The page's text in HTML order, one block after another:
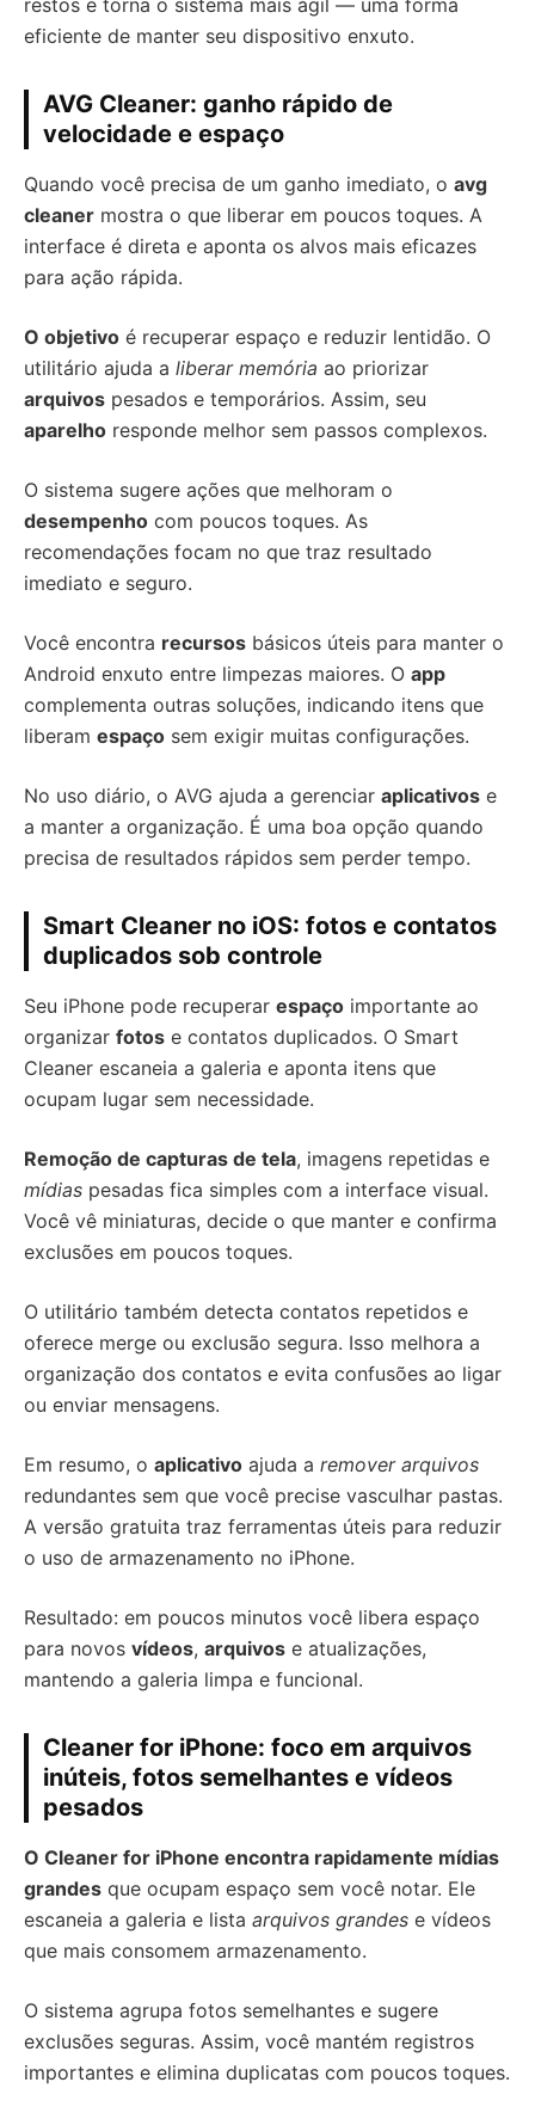
eficiente de manter seu dispositivo enxuto.
AVG Cleaner: ganho rápido de
velocidade e espaço
Quando você precisa de um ganho imediato, o avg
cleaner mostra o que liberar em poucos toques. A
interface é direta e aponta os alvos mais eficazes
para ação rápida.
O objetivo é recuperar espaço e reduzir lentidão. O
utilitário ajuda a liberar memória ao priorizar
arquivos pesados e temporários. Assim, seu
aparelho responde melhor sem passos complexos.
O sistema sugere ações que melhoram o
desempenho com poucos toques. As
recomendações focam no que traz resultado
imediato e seguro.
Você encontra recursos básicos úteis para manter o
Android enxuto entre limpezas maiores. O app
complementa outras soluções, indicando itens que
liberam espaço sem exigir muitas configurações.
No uso diário, o AVG ajuda a gerenciar aplicativos e
a manter a organização. É uma boa opção quando
precisa de resultados rápidos sem perder tempo.
Smart Cleaner no iOS: fotos e contatos
duplicados sob controle
Seu iPhone pode recuperar espaço importante ao
organizar fotos e contatos duplicados. O Smart
Cleaner escaneia a galeria e aponta itens que
ocupam lugar sem necessidade.
Remoção de capturas de tela, imagens repetidas e
mídias pesadas fica simples com a interface visual.
Você vê miniaturas, decide o que manter e confirma
exclusões em poucos toques.
O utilitário também detecta contatos repetidos e
oferece merge ou exclusão segura. Isso melhora a
organização dos contatos e evita confusões ao ligar
ou enviar mensagens.
Em resumo, o aplicativo ajuda a remover arquivos
redundantes sem que você precise vasculhar pastas.
A versão gratuita traz ferramentas úteis para reduzir
o uso de armazenamento no iPhone.
Resultado: em poucos minutos você libera espaço
para novos vídeos, arquivos e atualizações,
mantendo a galeria limpa e funcional.
Cleaner for iPhone: foco em arquivos
inúteis, fotos semelhantes e vídeos
pesados
O Cleaner for iPhone encontra rapidamente mídias
grandes que ocupam espaço sem você notar. Ele
escaneia a galeria e lista arquivos grandes e vídeos
que mais consomem armazenamento.
O sistema agrupa fotos semelhantes e sugere
exclusões seguras. Assim, você mantém registros
importantes e elimina duplicatas com poucos toques.